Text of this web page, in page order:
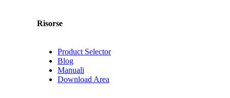
Risorse
Product Selector
Blog
Manuali
Download Area